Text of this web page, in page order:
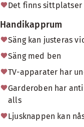
Det finns
Handikapprum
Säng kan justeras
Säng med ben
TV-apparater har
Garderoben har
alls
Ljusknappen kan